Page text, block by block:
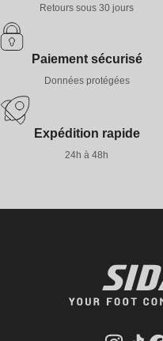
Retours sous 30 jours
Paiement sécurisé
Données protégées
Expédition rapide
24h à 48h